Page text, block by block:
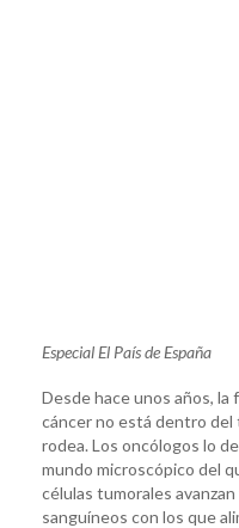
Especial El País de España
Desde hace unos años,
cáncer no está dentro del
rodea. Los oncólogos lo
mundo microscópico del
células tumorales
sanguíneos con los que